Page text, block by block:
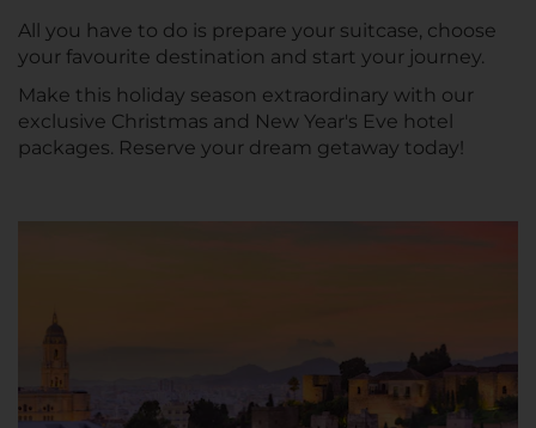
All you have to do is prepare your suitcase, choose
your favourite destination and start your journey.
Make this holiday season extraordinary with our
exclusive Christmas and New Year's Eve hotel
packages. Reserve your dream getaway today!